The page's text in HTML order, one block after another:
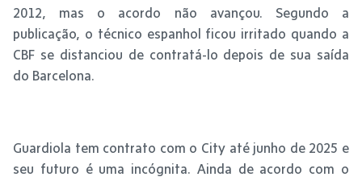
2012, mas o acordo não avançou. Segundo a
publicação, o técnico espanhol ficou irritado quando a
CBF se distanciou de contratá-lo depois de sua saída
do Barcelona.
Guardiola tem contrato com o City até junho de 2025 e
seu futuro é uma incógnita. Ainda de acordo com o